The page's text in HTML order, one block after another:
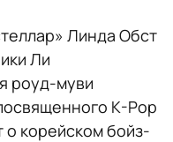
Линда Обст
Ли
роуд-муви
K-Pop
о корейском бойз-